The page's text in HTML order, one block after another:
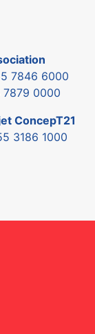
7846 6000
7879 0000
ConcepT21
3186 1000